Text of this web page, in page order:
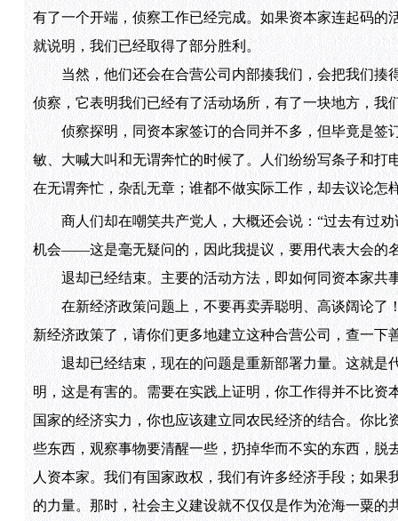
有了一个开端，侦察工作已经完成。如果资本家连起码
就说明，我们已经取得了部分胜利。
当然，他们还会在合营公司内部揍我们，会把我们揍
侦察，它表明我们已经有了活动场所，有了一块地方，我
侦察探明，同资本家签订的合同并不多，但毕竟是签
敏、大喊大叫和无谓奔忙的时候了。人们纷纷写条子和打
在无谓奔忙，杂乱无章；谁都不做实际工作，却去议论怎
商人们却在嘲笑共产党人，大概还会说：“过去有过劝
机会——这是毫无疑问的，因此我提议，要用代表大会的
退却已经结束。主要的活动方法，即如何同资本家共
在新经济政策问题上，不要再卖弄聪明、高谈阔论了
新经济政策了，请你们更多地建立这种合营公司，查一下
退却已经结束，现在的问题是重新部署力量。这就是
明，这是有害的。需要在实践上证明，你工作得并不比
国家的经济实力，你也应该建立同农民经济的结合。你
些东西，观察事物要清醒一些，扔掉华而不实的东西，
人资本家。我们有国家政权，我们有许多经济手段；如
的力量。那时，社会主义建设就不仅仅是作为沧海一粟